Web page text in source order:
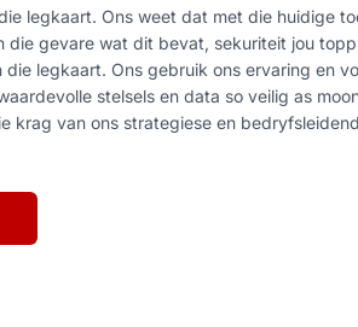
legkaart. Ons weet dat met die huidige
die gevare wat dit bevat, sekuriteit jou
die legkaart. Ons gebruik ons ervaring en
stelsels en data so veilig as
krag van ons strategiese en